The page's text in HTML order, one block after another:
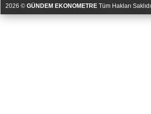
2026 © GÜNDEM EKONOMETRE Tüm Hakları